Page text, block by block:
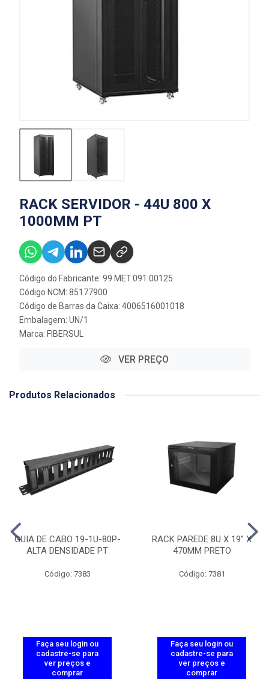
RACK SERVIDOR - 44U 800 X
1000MM PT
Código do Fabricante: 99.MET.091.00125
Código NCM: 85177900
Código de Barras da Caixa: 4006516001018
Embalagem: UN/1
Marca: FIBERSUL
VER PREÇO
Produtos Relacionados
GUIA DE CABO 19-1U-80P-
ALTA DENSIDADE PT
Código: 7383
Faça seu login ou
cadastre-se para
ver preços e
comprar
RACK PAREDE 8U X 19” X
470MM PRETO
Código: 7381
Faça seu login ou
cadastre-se para
ver preços e
comprar